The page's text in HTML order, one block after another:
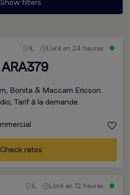
IL Livré en 24 heures
Bonita & Maccam Ericson.
Tarif à la demande.
Check rates
IL Livré en 12 heures